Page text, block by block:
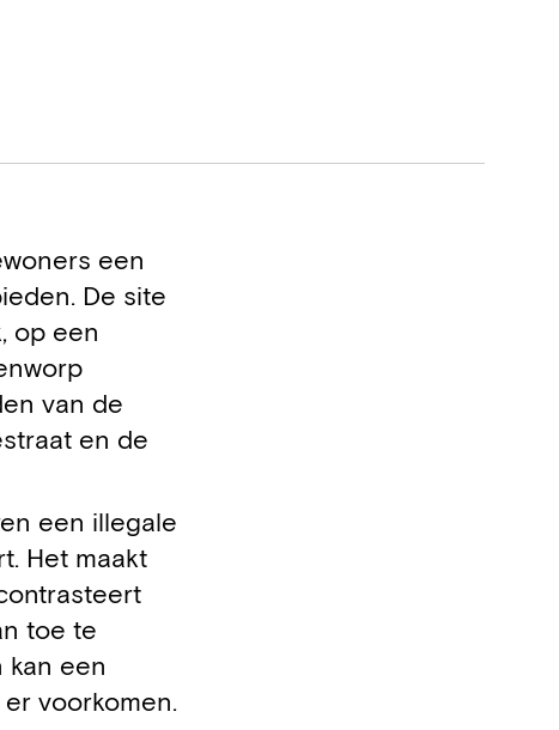
een
De site
op een
van de
en de
een illegale
Het maakt
toe te
kan een
voorkomen.